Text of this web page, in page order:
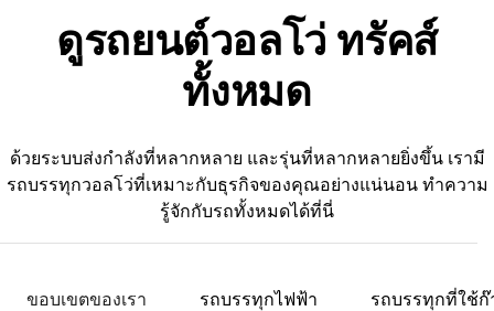
ดูรถยนต์วอลโว่ ทรัคส์
ทั้งหมด
ด้วยระบบส่งกำลังที่หลากหลาย และรุ่นที่หลากหลายยิ่งขึ้น เรามี
รถบรรทุกวอลโว่ที่เหมาะกับธุรกิจของคุณอย่างแน่นอน ทำความ
รู้จักกับรถทั้งหมดได้ที่นี่
ขอบเขตของเรา รถบรรทุกไฟฟ้า รถบรรทุกที่ใช้ก๊